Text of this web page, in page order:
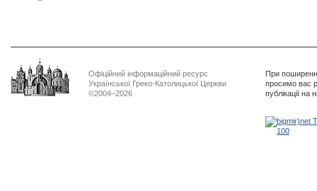
Офіційний інформаційний ресурс
Української Греко-Католицької Церкви
©2004–2026
При
просимо вас
публікації на